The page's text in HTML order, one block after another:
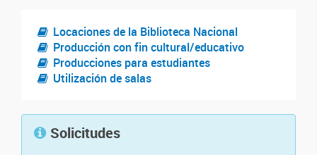
Locaciones de la Biblioteca Nacional
Producción con fin cultural/educativo
Producciones para estudiantes
Utilización de salas
Solicitudes